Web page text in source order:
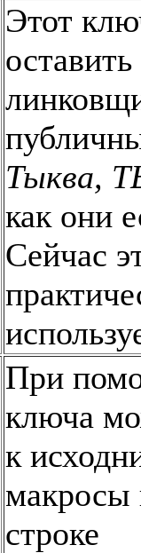
Этот
Тыква,
как они
Сейчас
При
ключа
к
макросы
строке